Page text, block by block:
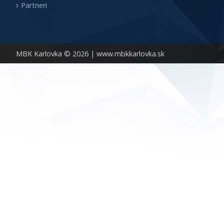
MBK Karlovka © 2026 | www.mbkkarlovka.sk
Partneri